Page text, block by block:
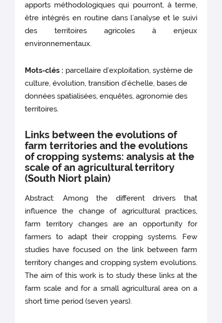
apports méthodologiques qui pourront, à terme,
être intégrés en routine dans l’analyse et le suivi
des territoires agricoles à enjeux
environnementaux.
Mots-clés : parcellaire d’exploitation, système de
culture, évolution, transition d’échelle, bases de
données spatialisées, enquêtes, agronomie des
territoires.
Links between the evolutions of
farm territories and the evolutions
of cropping systems: analysis at the
scale of an agricultural territory
(South Niort plain)
Abstract: Among the different drivers that
influence the change of agricultural practices,
farm territory changes are an opportunity for
farmers to adapt their cropping systems. Few
studies have focused on the link between farm
territory changes and cropping system evolutions.
The aim of this work is to study these links at the
farm scale and for a small agricultural area on a
short time period (seven years).